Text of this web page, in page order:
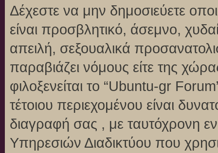
Δέχεστε να μην δημοσιεύετε
είναι προσβλητικό, άσεμνο,
απειλή, σεξουαλικά
παραβιάζει νόμους είτε της
φιλοξενείται το “Ubuntu-gr
τέτοιου περιεχομένου είναι
διαγραφή σας , με ταυτόχρονη
Υπηρεσιών Διαδικτύου που